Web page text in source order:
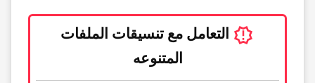
التعامل مع تنسیقات الملفات
المتنوعه